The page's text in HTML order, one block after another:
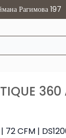
Рагимова 197
360
72 CFM |